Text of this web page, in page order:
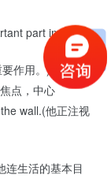
part in
作用。)
点，中心
wall.(他正注视
生活的基本目